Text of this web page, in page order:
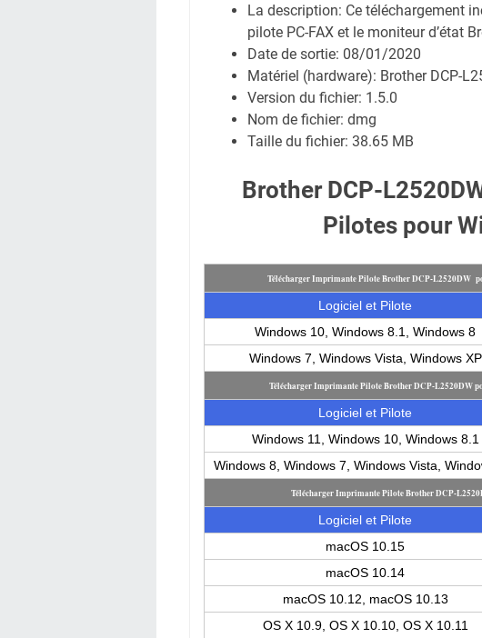
La description: Ce téléchargement
pilote PC-FAX et le moniteur d’état
Date de sortie: 08/01/2020
Matériel (hardware): Brother DCP-
Version du fichier: 1.5.0
Nom de fichier: dmg
Taille du fichier: 38.65 MB
Brother DCP-
Pilotes pour
Télécharger Imprimante Pilote Brother DCP-L2520DW
Logiciel et Pilote
Windows 10, Windows 8.1, Windows 8
Windows 7, Windows Vista, Windows XP
Télécharger Imprimante Pilote Brother DCP-L2520DW
Logiciel et Pilote
Windows 11, Windows 10, Windows 8.1
Windows 8, Windows 7, Windows Vista,
Télécharger Imprimante Pilote Brother DCP-
Logiciel et Pilote
macOS 10.15
macOS 10.14
macOS 10.12, macOS 10.13
OS X 10.9, OS X 10.10, OS X 10.11